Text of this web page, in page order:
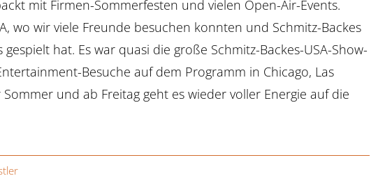
mit Firmen-Sommerfesten und vielen Open-Air-Events.
wo wir viele Freunde besuchen konnten und Schmitz-Backes
hat. Es war quasi die große Schmitz-Backes-USA-Show-
Besuche auf dem Programm in Chicago, Las
und ab Freitag geht es wieder voller Energie auf die